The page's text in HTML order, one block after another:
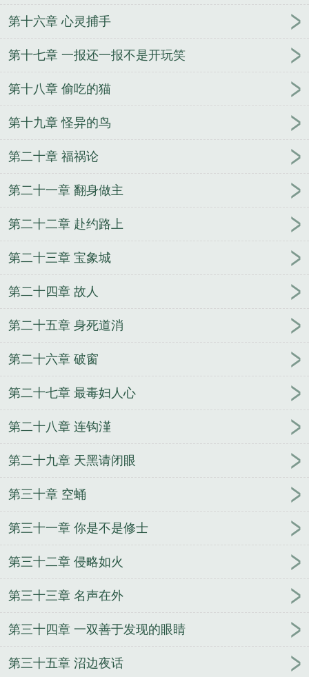
第十六章 心灵捕手
第十七章 一报还一报不是开玩笑
第十八章 偷吃的猫
第十九章 怪异的鸟
第二十章 福祸论
第二十一章 翻身做主
第二十二章 赴约路上
第二十三章 宝象城
第二十四章 故人
第二十五章 身死道消
第二十六章 破窗
第二十七章 最毒妇人心
第二十八章 连钩漌
第二十九章 天黑请闭眼
第三十章 空蛹
第三十一章 你是不是修士
第三十二章 侵略如火
第三十三章 名声在外
第三十四章 一双善于发现的眼睛
第三十五章 沼边夜话